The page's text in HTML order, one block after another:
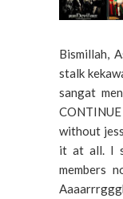
Bismillah,
stalk
sangat
without
it at all. I
members